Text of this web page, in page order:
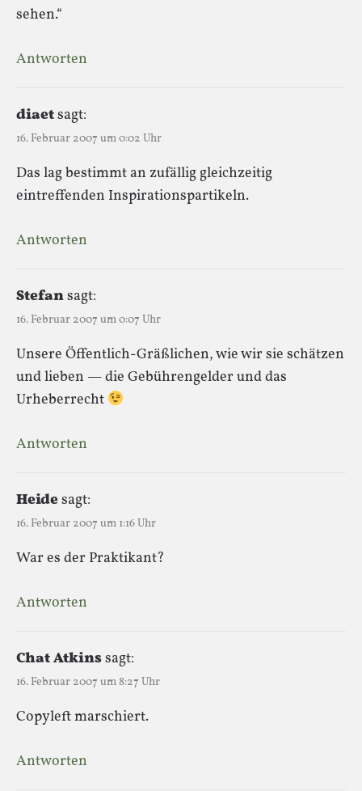
sehen.“
Antworten
diaetsagt:
16. Februar 2007 um 0:02 Uhr
Das lag bestimmt an zufällig gleichzeitig
eintreffenden Inspirationspartikeln.
Antworten
Stefansagt:
16. Februar 2007 um 0:07 Uhr
Unsere Öffentlich-Gräßlichen, wie wir sie schätzen
und lieben — die Gebührengelder und das
Urheberrecht
Antworten
Heidesagt:
16. Februar 2007 um 1:16 Uhr
War es der Praktikant?
Antworten
Chat Atkinssagt:
16. Februar 2007 um 8:27 Uhr
Copyleft marschiert.
Antworten